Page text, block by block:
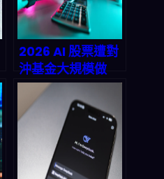
2026 AI 股票遭對
沖基金大規模做
空：為什麼會發
生、短期怎麼反
彈、長期投資鏈怎
麼重排？